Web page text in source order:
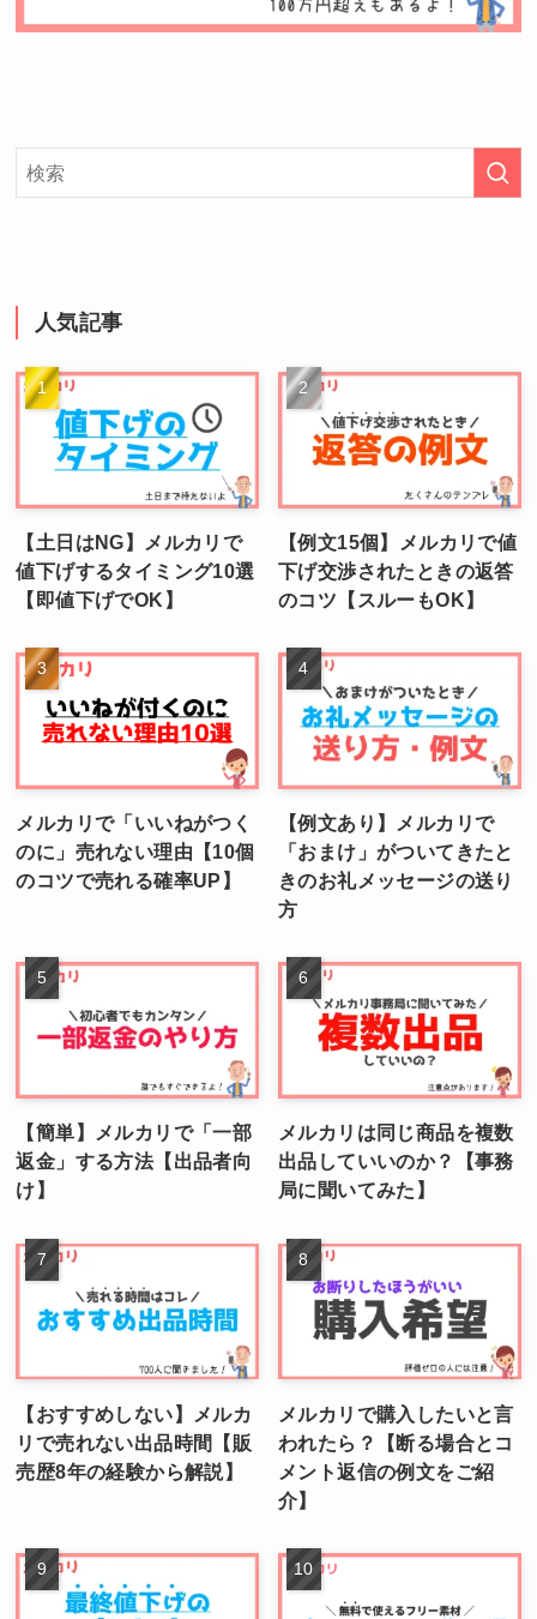
人気記事
【土日はNG】メルカリで
値下げするタイミング10選
【即値下げでOK】
【例文15個】メルカリで値
下げ交渉されたときの返答
のコツ【スルーもOK】
メルカリで「いいねがつく
のに」売れない理由【10個
のコツで売れる確率UP】
【例文あり】メルカリで
「おまけ」がついてきたと
きのお礼メッセージの送り
方
【簡単】メルカリで「一部
返金」する方法【出品者向
け】
メルカリは同じ商品を複数
出品していいのか？【事務
局に聞いてみた】
【おすすめしない】メルカ
リで売れない出品時間【販
売歴8年の経験から解説】
メルカリで購入したいと言
われたら？【断る場合とコ
メント返信の例文をご紹
介】